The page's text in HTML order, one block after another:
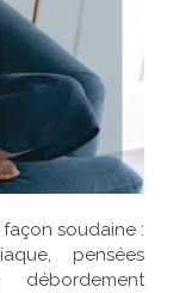
soudaine :
pensées
débordement